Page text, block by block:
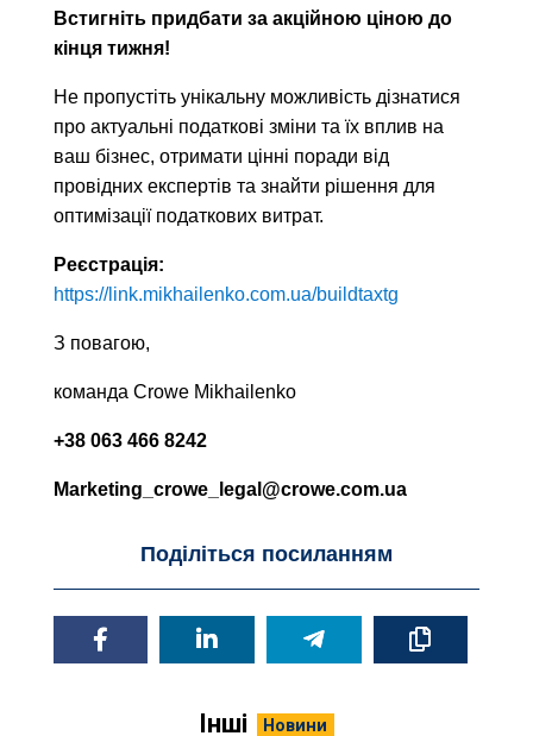
Встигніть придбати за акційною ціною до
кінця тижня!
Не пропустіть унікальну можливість дізнатися
про актуальні податкові зміни та їх вплив на
ваш бізнес, отримати цінні поради від
провідних експертів та знайти рішення для
оптимізації податкових витрат.
Реєстрація:
https://link.mikhailenko.com.ua/buildtaxtg
З повагою,
команда Crowe Mikhailenko
+38 063 466 8242
Marketing_crowe_legal@crowe.com.ua
Поділіться посиланням
Інші Новини